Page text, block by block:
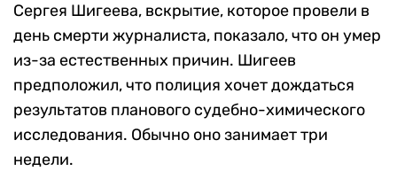
Сергея Шигеева, вскрытие, которое провели в
день смерти журналиста, показало, что он умер
из-за естественных причин. Шигеев
предположил, что полиция хочет дождаться
результатов планового судебно-химического
исследования. Обычно оно занимает три
недели.